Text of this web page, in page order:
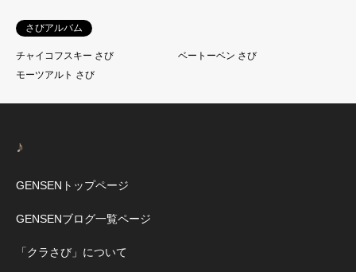
さびアルバム
チャイコフスキー さび
ベートーベン さび
モーツアルト さび
♪
GENSENトップページ
GENSENブログ一覧ページ
「クラさび」について